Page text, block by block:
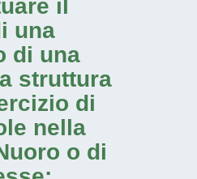
il
una
di una
struttura
di
nella
o di